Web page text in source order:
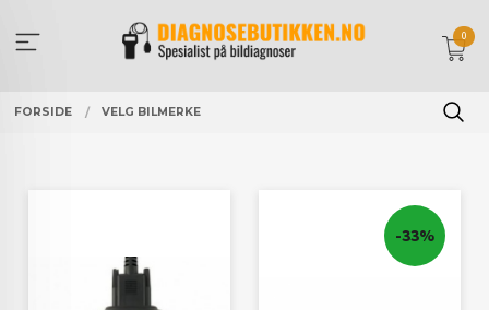
innholdet
0
FORSIDE VELG BILMERKE
-33%